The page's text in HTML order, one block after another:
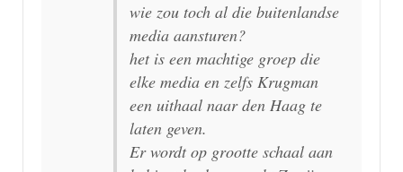
wie zou toch al die buitenlandse
media aansturen?
het is een machtige groep die
elke media en zelfs Krugman
een uithaal naar den Haag te
laten geven.
Er wordt op grootte schaal aan